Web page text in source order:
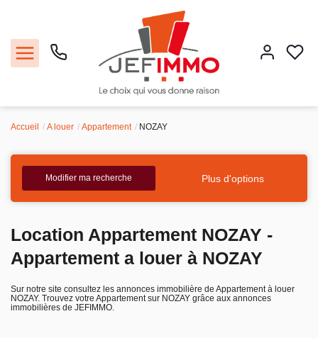
Louer
Faire gérer
Estimer
Accueil A louer Appartement NOZAY
Modifier ma recherche Plus d'options
Location Appartement NOZAY -
Appartement a louer à NOZAY
Sur notre site consultez les annonces immobilière de Appartement à louer
NOZAY. Trouvez votre Appartement sur NOZAY grâce aux annonces
immobilières de JEFIMMO.